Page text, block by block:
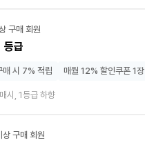
구매 회원
등급
매 시 7% 적립 매월 12% 할인쿠폰 1장
시, 1등급 하향
구매 회원